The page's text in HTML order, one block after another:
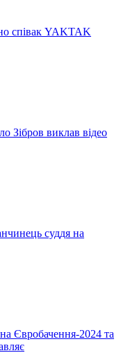
співак YAKTAK
Зібров виклав відео
суддя на
Євробачення-2024 та